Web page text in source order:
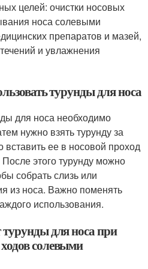
целей: очистки носовых
носа солевыми
препаратов и мазей,
и увлажнения
турунды для носа
для носа необходимо
нужно взять турунду за
ее в носовой проход
этого турунду можно
собрать слизь или
из носа. Важно поменять
использования.
для носа при
солевыми